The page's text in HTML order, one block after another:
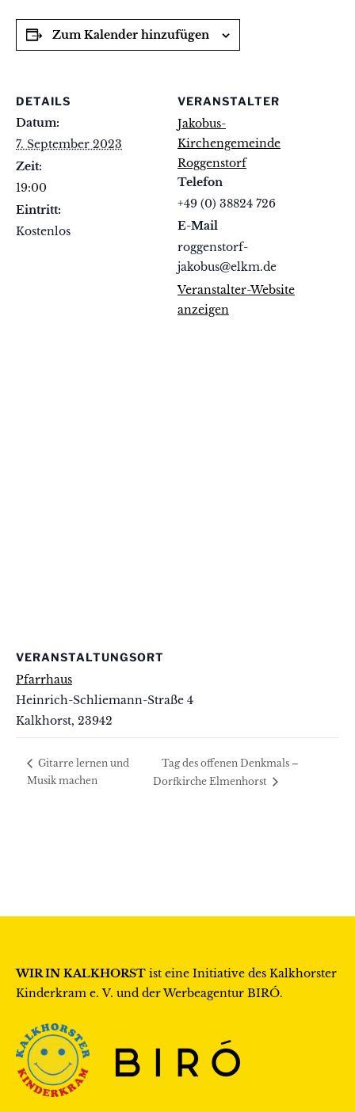
Zum Kalender hinzufügen
DETAILS
Datum:
7. September 2023
Zeit:
19:00
Eintritt:
Kostenlos
VERANSTALTER
Jakobus-
Kirchengemeinde
Roggenstorf
Telefon
+49 (0) 38824 726
E-Mail
roggenstorf-
jakobus@elkm.de
Veranstalter-Website
anzeigen
VERANSTALTUNGSORT
Pfarrhaus
Heinrich-Schliemann-Straße 4
Kalkhorst, 23942
Gitarre lernen und
Musik machen
Tag des offenen Denkmals –
Dorfkirche Elmenhorst
WIR IN KALKHORST ist eine Initiative des Kalkhorster
Kinderkram e. V. und der Werbeagentur BIRÓ.